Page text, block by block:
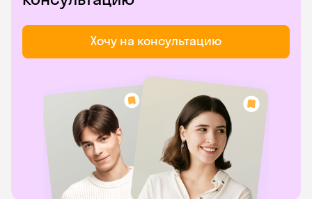
Хочу на консультацию